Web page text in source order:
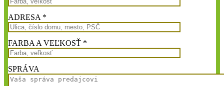
ADRESA *
FARBA A VEĽKOSŤ *
SPRÁVA